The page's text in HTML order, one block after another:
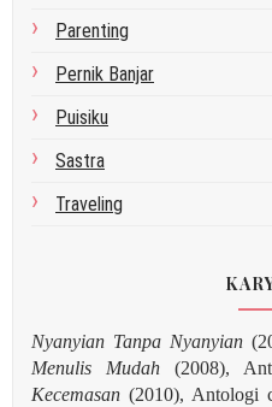
Parenting
Pernik Banjar
Puisiku
Sastra
Traveling
Nyanyian Tanpa Nyanyian
Menulis Mudah (2008),
Kecemasan (2010), Antologi